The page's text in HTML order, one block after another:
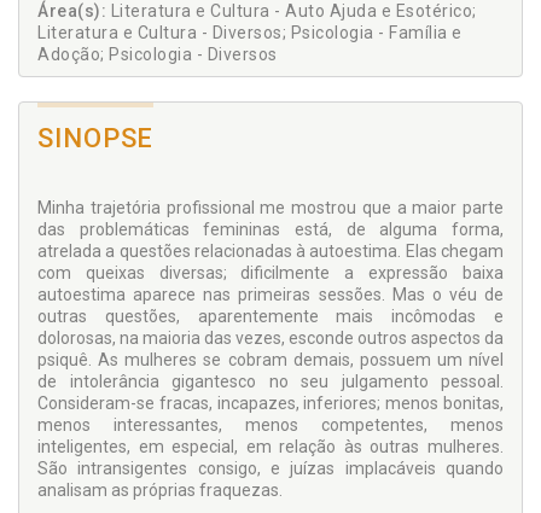
Área(s): Literatura e Cultura - Auto Ajuda e Esotérico;
Literatura e Cultura - Diversos; Psicologia - Família e
Adoção; Psicologia - Diversos
SINOPSE
Minha trajetória profissional me mostrou que a maior parte
das problemáticas femininas está, de alguma forma,
atrelada a questões relacionadas à autoestima. Elas chegam
com queixas diversas; dificilmente a expressão baixa
autoestima aparece nas primeiras sessões. Mas o véu de
outras questões, aparentemente mais incômodas e
dolorosas, na maioria das vezes, esconde outros aspectos da
psiquê. As mulheres se cobram demais, possuem um nível
de intolerância gigantesco no seu julgamento pessoal.
Consideram-se fracas, incapazes, inferiores; menos bonitas,
menos interessantes, menos competentes, menos
inteligentes, em especial, em relação às outras mulheres.
São intransigentes consigo, e juízas implacáveis quando
analisam as próprias fraquezas.